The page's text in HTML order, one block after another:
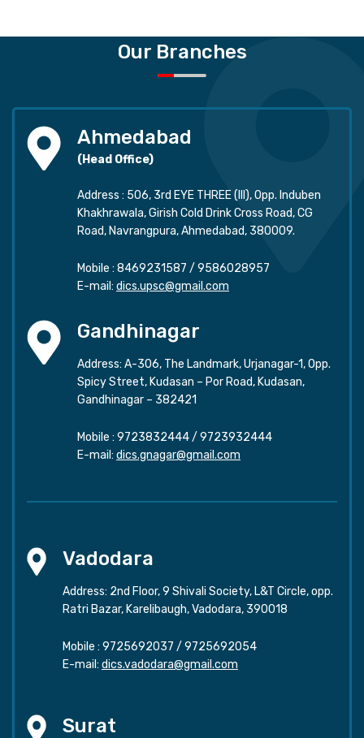
Our Branches
Ahmedabad
(Head Office)
Address : 506, 3rd EYE THREE (III), Opp. Induben
Khakhrawala, Girish Cold Drink Cross Road, CG
Road, Navrangpura, Ahmedabad, 380009.
Mobile : 8469231587 / 9586028957
E-mail: dics.upsc@gmail.com
Gandhinagar
Address: A-306, The Landmark, Urjanagar-1, Opp.
Spicy Street, Kudasan – Por Road, Kudasan,
Gandhinagar – 382421
Mobile : 9723832444/ 9723932444
E-mail: dics.gnagar@gmail.com
Vadodara
Address: 2nd Floor, 9 Shivali Society, L&T Circle, opp.
Ratri Bazar, Karelibaugh, Vadodara, 390018
Mobile : 9725692037 / 9725692054
E-mail: dics.vadodara@gmail.com
Surat